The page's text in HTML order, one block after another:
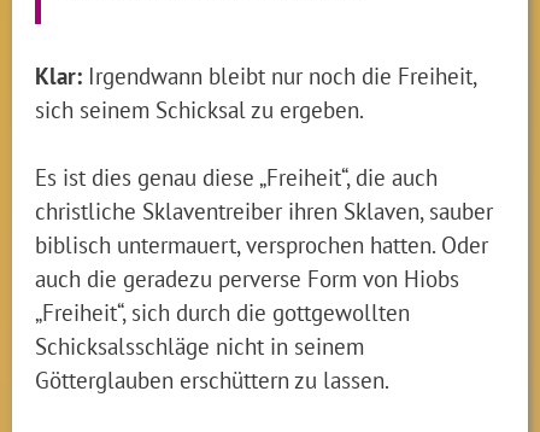
Klar: Irgendwann bleibt nur noch die Freiheit,
sich seinem Schicksal zu ergeben.
Es ist dies genau diese „Freiheit“, die auch
christliche Sklaventreiber ihren Sklaven, sauber
biblisch untermauert, versprochen hatten. Oder
auch die geradezu perverse Form von Hiobs
„Freiheit“, sich durch die gottgewollten
Schicksalsschläge nicht in seinem
Götterglauben erschüttern zu lassen.